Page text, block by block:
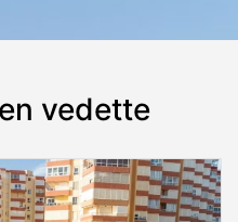
vedette